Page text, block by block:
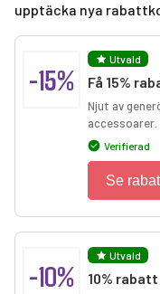
upptäcka nya
-15%
Utvald
Få 15%
Njut av
Verifierad
Se
-10%
Utvald
10%